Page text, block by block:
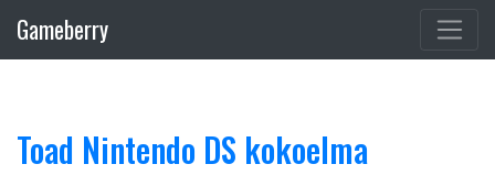
Gameberry
Toad Nintendo DS kokoelma